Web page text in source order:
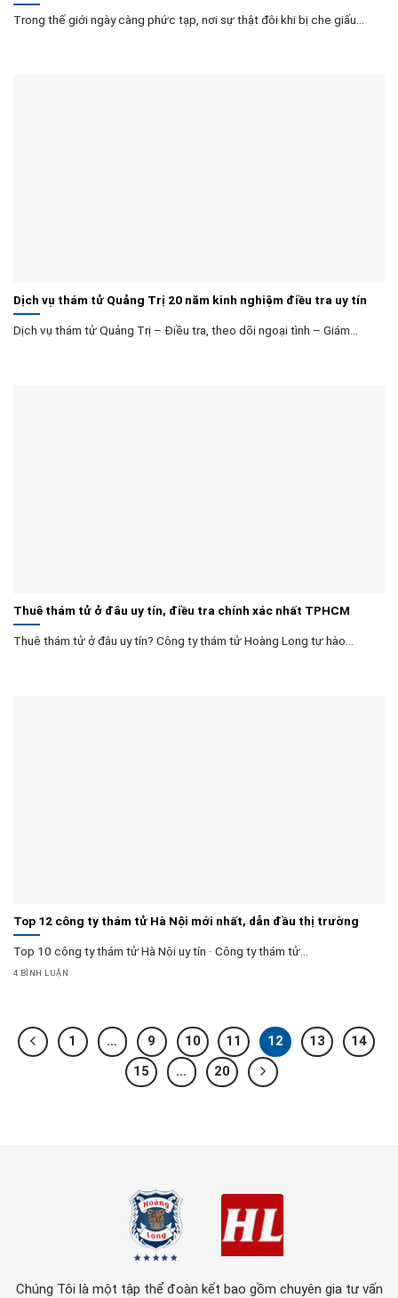
Trong thế giới ngày càng phức tạp, nơi sự thật đôi khi bị che giấu...
Dịch vụ thám tử Quảng Trị 20 năm kinh nghiệm điều tra uy tín
Dịch vụ thám tử Quảng Trị – Điều tra, theo dõi ngoại tình – Giám...
Thuê thám tử ở đâu uy tín, điều tra chính xác nhất TPHCM
Thuê thám tử ở đâu uy tín? Công ty thám tử Hoàng Long tự hào...
Top 12 công ty thám tử Hà Nội mới nhất, dẫn đầu thị trường
Top 10 công ty thám tử Hà Nội uy tín · Công ty thám tử...
4 BÌNH LUẬN
1 … 9 10 11 12 13
14
15
… 20
Chúng Tôi là một tập thể đoàn kết bao gồm chuyên gia tư vấn